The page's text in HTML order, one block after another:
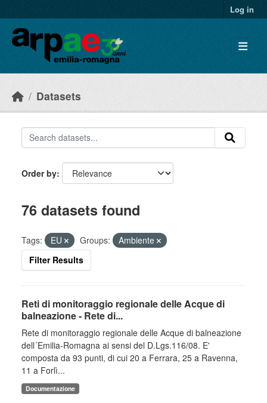
Log in
Datasets
Order by
76 datasets found
Tags: EU Groups:
Ambiente
Filter Results
Reti di monitoraggio regionale delle Acque di
balneazione - Rete di...
Rete di monitoraggio regionale delle Acque di balneazione
dell´Emilia-Romagna ai sensi del D.Lgs.116/08. E'
composta da 93 punti, di cui 20 a Ferrara, 25 a Ravenna,
11 a Forlì...
Documentazione